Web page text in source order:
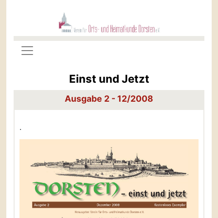
Einst und Jetzt
Ausgabe 2 - 12/2008
.